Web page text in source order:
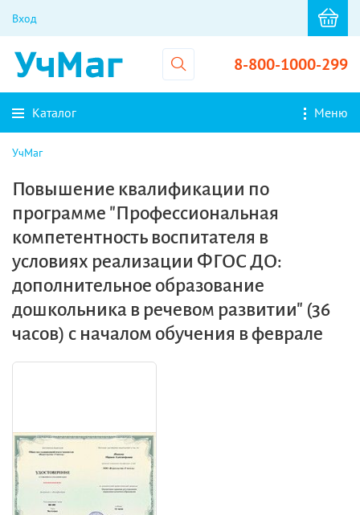
Вход
8-800-1000-299
Каталог Меню
УчМаг
Повышение квалификации по
программе "Профессиональная
компетентность воспитателя в
условиях реализации ФГОС ДО:
дополнительное образование
дошкольника в речевом развитии" (36
часов) с началом обучения в феврале